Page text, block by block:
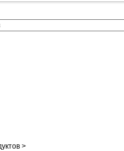
>